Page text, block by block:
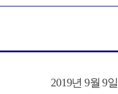
2019년 9월9일